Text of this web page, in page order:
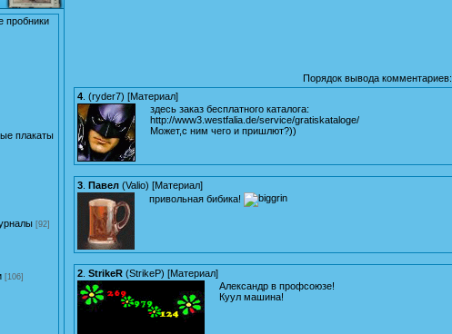
пробники
плакаты
[92]
[106]
Порядок вывода комментариев:
4 (ryder7) [Материал]
здесь заказ бесплатного каталога:
http://www3.westfalia.de/service/gratiskataloge/
Может,с ним чего и пришлют?))
3 Павел (Valio) [Материал]
привольная бибика!
2 StrikeR (StrikeP) [Материал]
Александр в профсоюзе!
Куул машина!